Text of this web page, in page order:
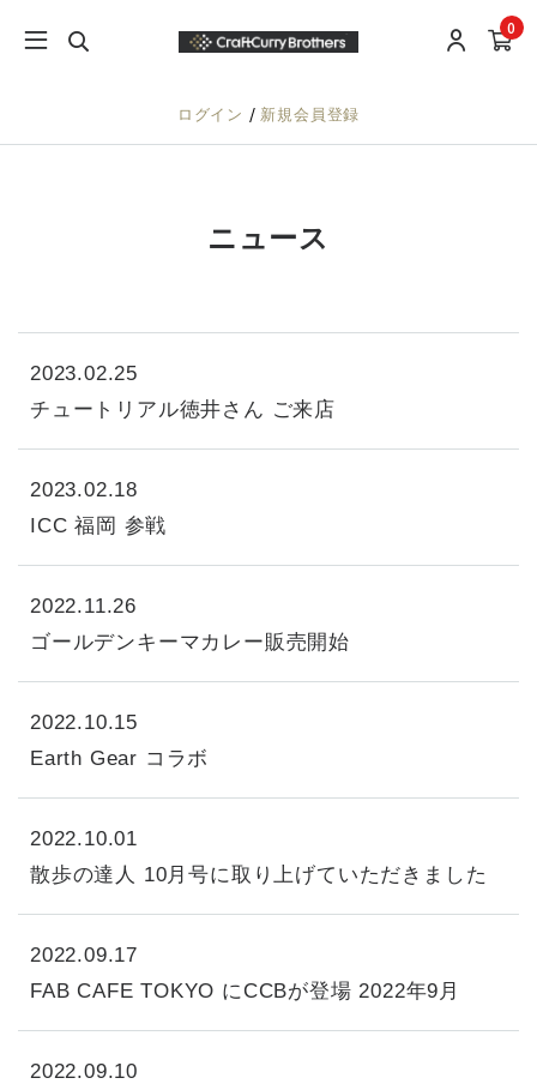
0
ログイン / 新規会員登録
ニュース
2023.02.25
チュートリアル徳井さん ご来店
2023.02.18
ICC 福岡 参戦
2022.11.26
ゴールデンキーマカレー販売開始
2022.10.15
Earth Gear コラボ
2022.10.01
散歩の達人 10月号に取り上げていただきました
2022.09.17
FAB CAFE TOKYO にCCBが登場 2022年9月
2022.09.10